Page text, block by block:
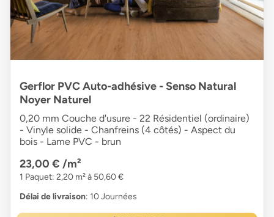
Gerflor PVC Auto-adhésive - Senso Natural
Noyer Naturel
0,20 mm Couche d'usure - 22 Résidentiel (ordinaire)
- Vinyle solide - Chanfreins (4 côtés) - Aspect du
bois - Lame PVC - brun
23,00 € /m²
1 Paquet: 2,20 m² à 50,60 €
Délai de livraison: 10 Journées